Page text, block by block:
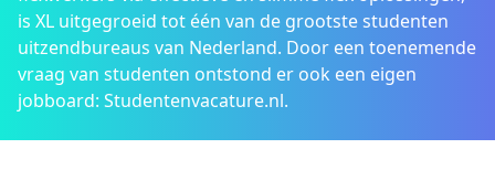
is XL uitgegroeid tot één van de grootste studenten
uitzendbureaus van Nederland. Door een toenemende
vraag van studenten ontstond er ook een eigen
jobboard: Studentenvacature.nl.